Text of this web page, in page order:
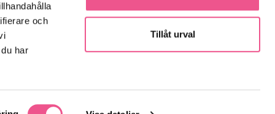
och
har
Tillåt urval
Populärt
Parfym
Fynda